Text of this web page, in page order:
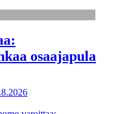
osaajapula